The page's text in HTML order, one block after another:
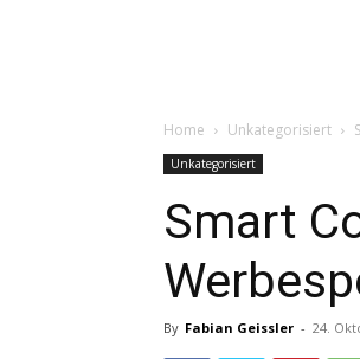
Home Unkategorisiert
Unkategorisiert
Smart
By Fabian Geissler - 24.